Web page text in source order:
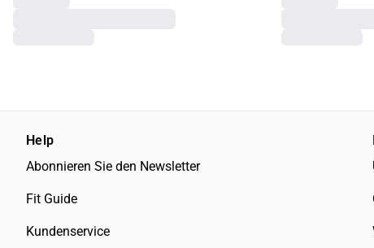
Help
Abonnieren Sie den Newsletter
Fit Guide
Kundenservice